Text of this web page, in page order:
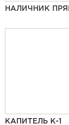
НАЛИЧНИК
КАПИТЕЛЬ К-1